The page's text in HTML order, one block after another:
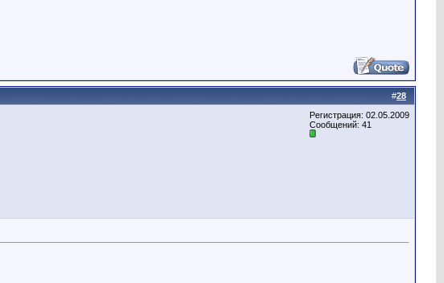
#28
Регистрация: 02.05.2009
Сообщений: 41